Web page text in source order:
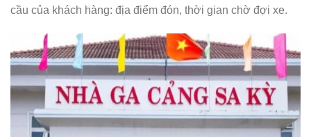
cầu của khách hàng: địa điểm đón, thời gian chờ đợi xe.